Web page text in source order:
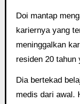
Doi mantap
kariernya yang
meninggalkan
residen 20 tahun
Dia bertekad
medis dari awal.